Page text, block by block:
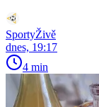
SportyŽivě
dnes, 19:17
4 min